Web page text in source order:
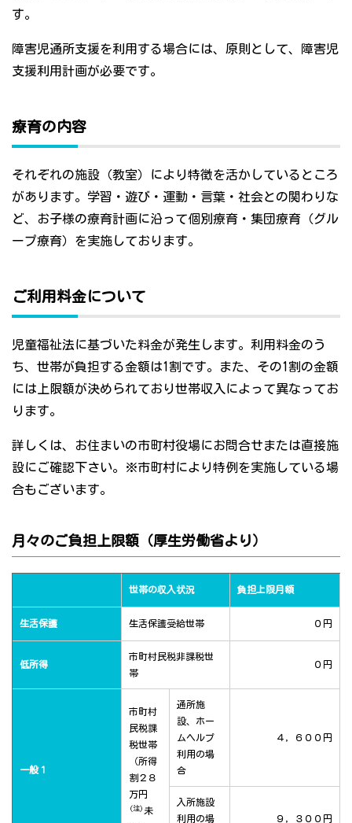
す。
障害児通所支援を利用する場合には、原則として、障害児
支援利用計画が必要です。
療育の内容
それぞれの施設（教室）により特徴を活かしているところ
があります。学習・遊び・運動・言葉・社会との関わりな
ど、お子様の療育計画に沿って個別療育・集団療育（グル
ープ療育）を実施しております。
ご利用料金について
児童福祉法に基づいた料金が発生します。利用料金のう
ち、世帯が負担する金額は1割です。また、その1割の金額
には上限額が決められており世帯収入によって異なってお
ります。
詳しくは、お住まいの市町村役場にお問合せまたは直接施
設にご確認下さい。※市町村により特例を実施している場
合もございます。
月々のご負担上限額（厚生労働省より）
世帯の収入状況 負担上限月額
生活保護 生活保護受給世帯 ０円
低所得
市町村民税非課税世
帯
０円
一般１
市町村
民税課
税世帯
（所得
割２８
万円
(注) 未
通所施
設、ホー
ムヘルプ
利用の場
合
４，６００円
入所施設
利用の場
９，３００円